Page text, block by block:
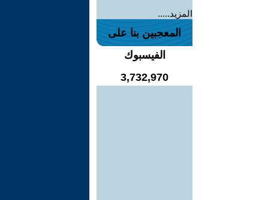
المزيد.....
المعجبين بنا على
الفيسبوك
3,732,970